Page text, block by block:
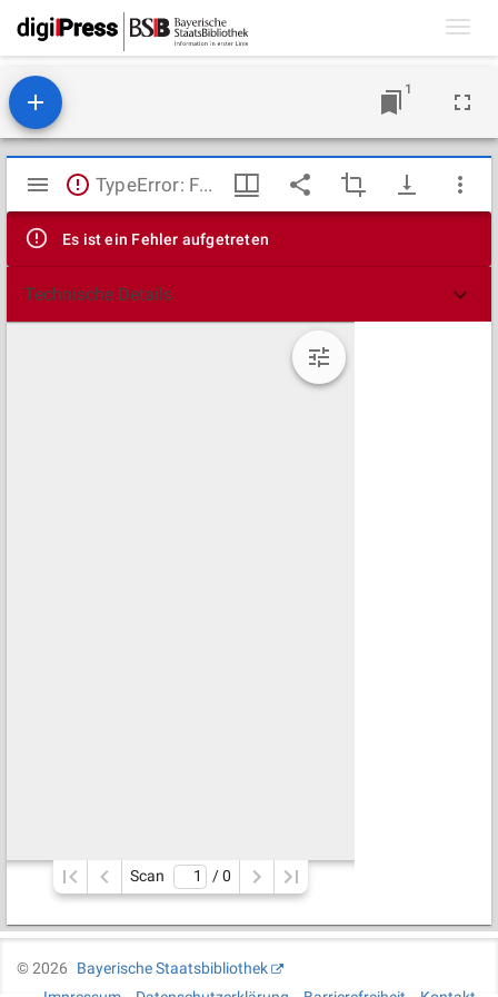
1
Mirador
Viewer
TypeError: Failed to fetch
Es ist ein Fehler aufgetreten
Technische Details
Scan / 0
©2026
Bayerische Staatsbibliothek